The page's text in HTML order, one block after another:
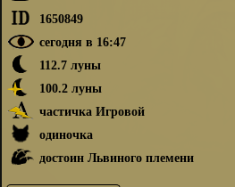
1650849
сегодня в 16:47
112.7 луны
100.2 луны
частичка Игровой
одиночка
достоин Львиного племени